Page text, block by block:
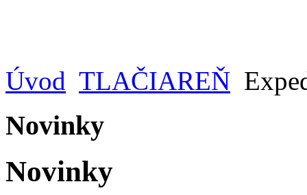
Úvod TLAČIAREŇ
Novinky
Novinky